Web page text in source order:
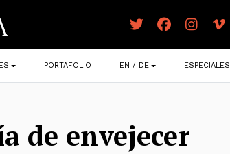
PORTAFOLIO EN / DE ESPECIALES
de envejecer